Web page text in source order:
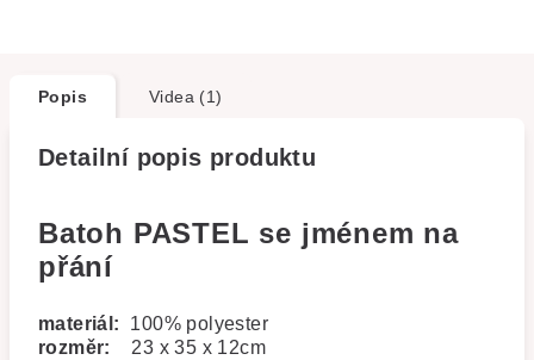
Popis Videa (1)
Detailní popis produktu
Batoh PASTEL se jménem na
přání
materiál: 100% polyester
rozměr:
23 x 35 x 12cm